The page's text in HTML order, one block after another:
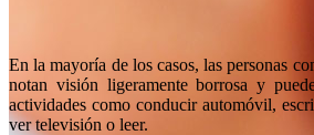
En la mayoría de los casos, las personas
notan visión ligeramente borrosa y
actividades como conducir automóvil,
ver televisión o leer.